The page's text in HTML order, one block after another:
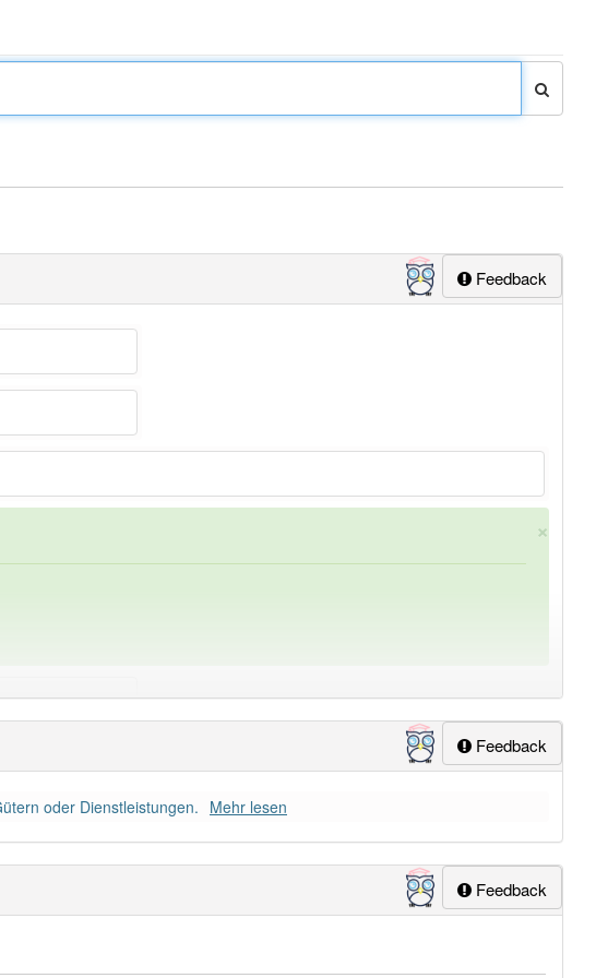
Feedback
×
aber mit einem anderen Artikelder : 0
Feedback
oder Dienstleistungen. Mehr lesen
Feedback